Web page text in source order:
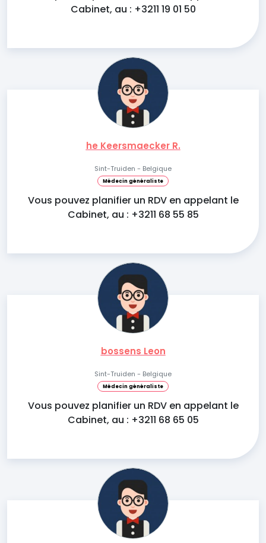
Cabinet, au : +3211 19 01 50
he Keersmaecker R.
Sint-Truiden - Belgique
Médecin généraliste
Vous pouvez planifier un RDV en appelant le
Cabinet, au : +3211 68 55 85
bossens Leon
Sint-Truiden - Belgique
Médecin généraliste
Vous pouvez planifier un RDV en appelant le
Cabinet, au : +3211 68 65 05